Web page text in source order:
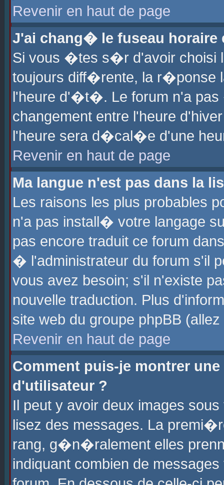
Revenir en haut de page
J'ai chang� le fuseau horaire
Si vous �tes s�r d'avoir choisi
toujours diff�rente, la r�ponse
l'heure d'�t�. Le forum n'a
changement entre l'heure
l'heure sera d�cal�e d'une
Revenir en haut de page
Ma langue n'est pas dans la
Les raisons les plus probables
n'a pas install� votre langage
pas encore traduit ce forum
� l'administrateur du forum s'il
vous avez besoin; s'il n'existe
nouvelle traduction. Plus
site web du groupe phpBB
Revenir en haut de page
Comment puis-je montrer
d'utilisateur ?
Il peut y avoir deux images
lisez des messages. La
rang, g�n�ralement elles
indiquant combien de